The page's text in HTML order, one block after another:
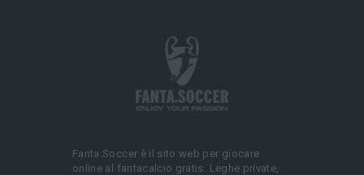
Fanta.Soccer è il sito web per giocare
online al fantacalcio gratis. Leghe private,